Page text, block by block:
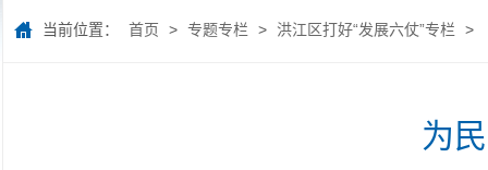
当前位置： 首页 > 专题专栏 > 洪江区打好“发展六仗”专栏 >
为